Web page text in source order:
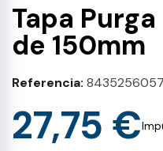
Tapa
de 150mm
Referencia
27,75 €